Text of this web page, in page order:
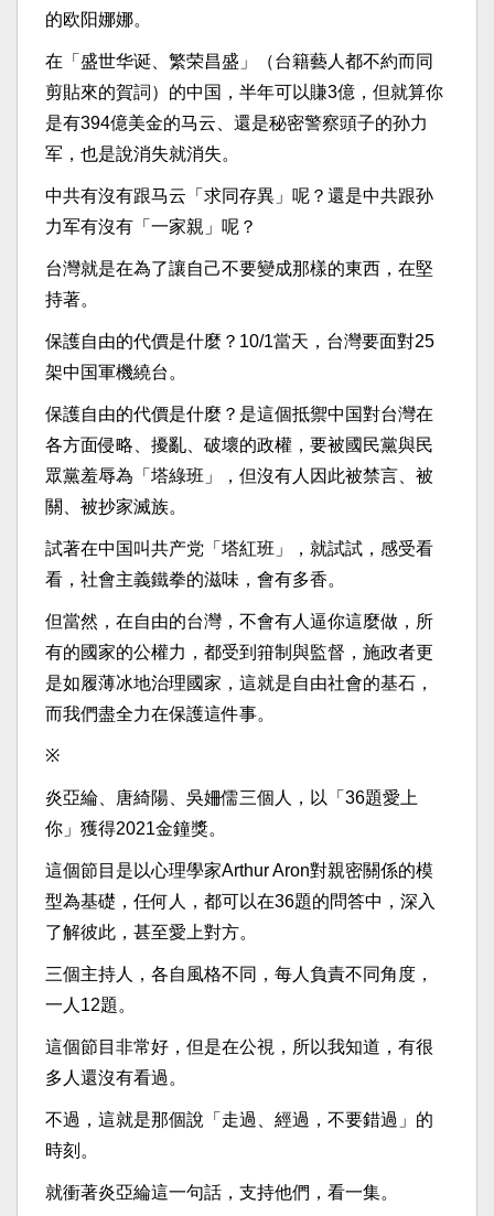
的欧阳娜娜。
在「盛世华诞、繁荣昌盛」（台籍藝人都不約而同
剪貼來的賀詞）的中国，半年可以賺3億，但就算你
是有394億美金的马云、還是秘密警察頭子的孙力
军，也是說消失就消失。
中共有沒有跟马云「求同存異」呢？還是中共跟孙
力军有沒有「一家親」呢？
台灣就是在為了讓自己不要變成那樣的東西，在堅
持著。
保護自由的代價是什麼？10/1當天，台灣要面對25
架中国軍機繞台。
保護自由的代價是什麼？是這個抵禦中国對台灣在
各方面侵略、擾亂、破壞的政權，要被國民黨與民
眾黨羞辱為「塔綠班」，但沒有人因此被禁言、被
關、被抄家滅族。
試著在中国叫共产党「塔紅班」，就試試，感受看
看，社會主義鐵拳的滋味，會有多香。
但當然，在自由的台灣，不會有人逼你這麼做，所
有的國家的公權力，都受到箝制與監督，施政者更
是如履薄冰地治理國家，這就是自由社會的基石，
而我們盡全力在保護這件事。
※
炎亞綸、唐綺陽、吳姍儒三個人，以「36題愛上
你」獲得2021金鐘獎。
這個節目是以心理學家Arthur Aron對親密關係的模
型為基礎，任何人，都可以在36題的問答中，深入
了解彼此，甚至愛上對方。
三個主持人，各自風格不同，每人負責不同角度，
一人12題。
這個節目非常好，但是在公視，所以我知道，有很
多人還沒有看過。
不過，這就是那個說「走過、經過，不要錯過」的
時刻。
就衝著炎亞綸這一句話，支持他們，看一集。